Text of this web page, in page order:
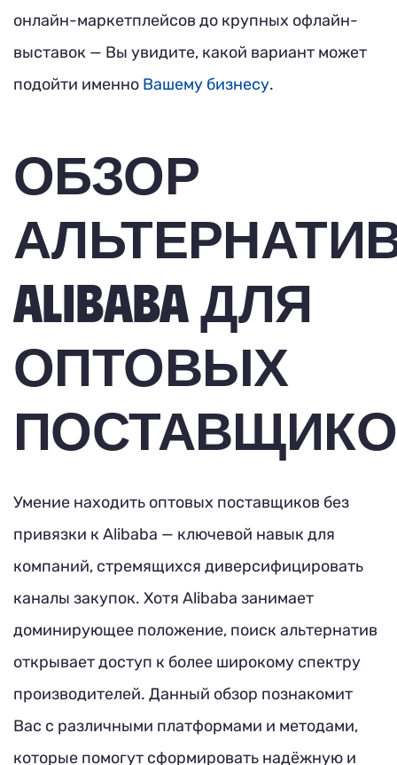
онлайн-маркетплейсов до крупных офлайн-
выставок — Вы увидите, какой вариант может
подойти именно Вашему бизнесу.
ОБЗОР
ALIBABA ДЛЯ
ОПТОВЫХ
Умение находить оптовых поставщиков без
привязки к Alibaba — ключевой навык для
компаний, стремящихся диверсифицировать
каналы закупок. Хотя Alibaba занимает
доминирующее положение, поиск альтернатив
открывает доступ к более широкому спектру
производителей. Данный обзор познакомит
Вас с различными платформами и методами,
которые помогут сформировать надёжную и